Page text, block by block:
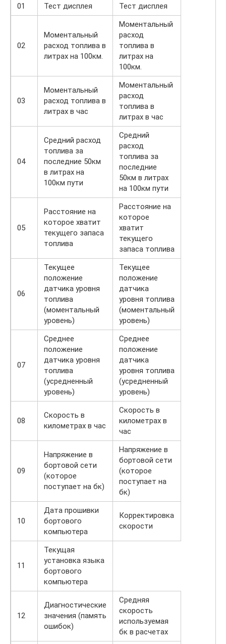
01 Тест дисплея Тест дисплея
02
Моментальный
расход топлива в
литрах на 100км.
Моментальный
расход
топлива в
литрах на
100км.
03
Моментальный
расход топлива в
литрах в час
Моментальный
расход
топлива в
литрах в час
04
Средний расход
топлива за
последние 50км
в литрах на
100км пути
Средний
расход
топлива за
последние
50км в литрах
на 100км пути
05
Расстояние на
которое хватит
текущего запаса
топлива
Расстояние на
которое
хватит
текущего
запаса топлива
06
Текущее
положение
датчика уровня
топлива
(моментальный
уровень)
Текущее
положение
датчика
уровня топлива
(моментальный
уровень)
07
Среднее
положение
датчика уровня
топлива
(усредненный
уровень)
Среднее
положение
датчика
уровня топлива
(усредненный
уровень)
08
Скорость в
километрах в час
Скорость в
километрах в
час
09
Напряжение в
бортовой сети
(которое
поступает на бк)
Напряжение в
бортовой сети
(которое
поступает на
бк)
10
Дата прошивки
бортового
компьютера
Корректировка
скорости
11
Текущая
установка языка
бортового
компьютера
12
Диагностические
значения (память
ошибок)
Средняя
скорость
используемая
бк в расчетах